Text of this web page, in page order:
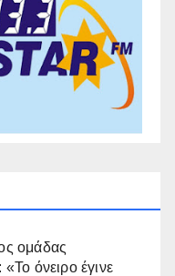
ομάδας
όνειρο έγινε